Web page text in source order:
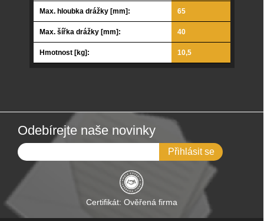
Max. hloubka drážky [mm]: 65
Max. šířka drážky [mm]: 40
Hmotnost [kg]: 10,5
Odebírejte naše novinky
Přihlásit se
Certifikát: Ověřená firma